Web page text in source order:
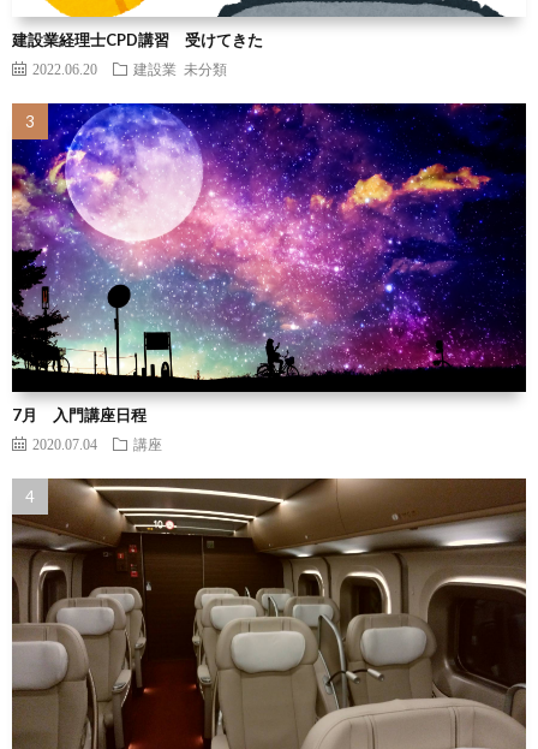
建設業経理士CPD講習 受けてきた
2022.06.20 建設業 未分類
7月 入門講座日程
2020.07.04 講座